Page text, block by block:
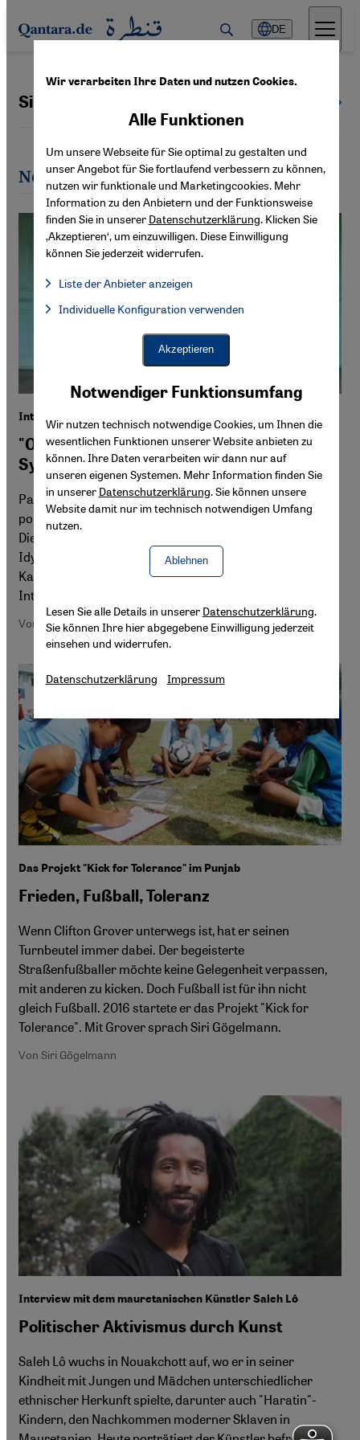
Direkt zum Inhalt springen
DE
Siri Gögelmann
Neueste Artikel von Siri Gögelmann
Interview mit der iranischen Künstlerin Parastou Forouhar
"Opposition gegen das religiös-patriarchale
System ist weiblich"
Parastou Forouhar übersetzt Erlebtes in Bilder – für ihr
politisches Engagement wurde sie vor Gericht gestellt.
Die iranische Künstlerin spricht über Arbeiten zwischen
Idylle und Krieg, über Suizid, üppige Bildsprache und den
Kampf iranischer Frauen für Gleichberechtigung.
Interview von Siri Gögelmann
Von Siri Gögelmann
Das Projekt "Kick for Tolerance" im Punjab
Frieden, Fußball, Toleranz
Wenn Clifton Grover unterwegs ist, hat er seinen
Turnbeutel immer dabei. Der begeisterte
Straßenfußballer möchte keine Gelegenheit verpassen,
mit anderen zu kicken. Doch Fußball ist für ihn nicht
gleich Fußball. 2016 startete er das Projekt "Kick for
Tolerance". Mit Grover sprach Siri Gögelmann.
Von Siri Gögelmann
Interview mit dem mauretanischen Künstler Saleh Lô
Politischer Aktivismus durch Kunst
Saleh Lô wuchs in Nouakchott auf, wo er in seiner
Kindheit mit Jungen und Mädchen unterschiedlicher
ethnischer Herkunft spielte, darunter auch "Haratin"-
Kindern, den Nachkommen moderner Sklaven in
Wir verarbeiten Ihre Daten und nutzen Cookies.
Notwendiger Funktionsumfang
Wir nutzen technisch notwendige Cookies, um Ihnen die
wesentlichen Funktionen unserer Website anbieten zu
können. Ihre Daten verarbeiten wir dann nur auf
unseren eigenen Systemen. Mehr Information finden Sie
in unserer Datenschutzerklärung. Sie können unsere
Website damit nur im technisch notwendigen Umfang
nutzen.
Ablehnen
Alle Funktionen
Um unsere Webseite für Sie optimal zu gestalten und
unser Angebot für Sie fortlaufend verbessern zu können,
nutzen wir funktionale und Marketingcookies. Mehr
Information zu den Anbietern und der Funktionsweise
finden Sie in unserer Datenschutzerklärung. Klicken Sie
‚Akzeptieren‘, um einzuwilligen. Diese Einwilligung
können Sie jederzeit widerrufen.
Liste der Anbieter anzeigen
Facebook Embed / Facebook Connect, Google Maps Embed,
Facebook Embed / Facebook Connect
Google Maps Embed
Individuelle Konfiguration verwenden
Akzeptieren
Lesen Sie alle Details in unserer Datenschutzerklärung.
Sie können Ihre hier abgegebene Einwilligung jederzeit
einsehen und widerrufen.
Datenschutzerklärung Impressum